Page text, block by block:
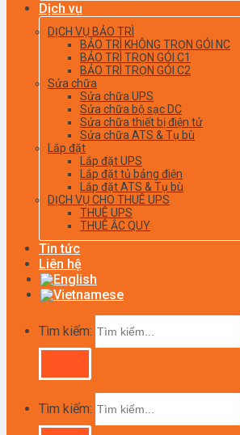
Dịch vụ
DỊCH VỤ BẢO TRÌ
BẢO TRÌ KHÔNG TRỌN GÓI NC
BẢO TRÌ TRỌN GÓI C1
BẢO TRÌ TRỌN GÓI C2
Sửa chữa
Sửa chữa UPS
Sửa chữa bộ sạc DC
Sửa chữa thiết bị điện tử
Sửa chữa ATS & Tụ bù
Lắp đặt
Lắp đặt UPS
Lắp đặt tủ bảng điện
Lắp đặt ATS & Tụ bù
DỊCH VỤ CHO THUÊ UPS
THUÊ UPS
THUÊ ẮC QUY
Tin tức
Liên hệ
Tìm kiếm:
Tìm kiếm: